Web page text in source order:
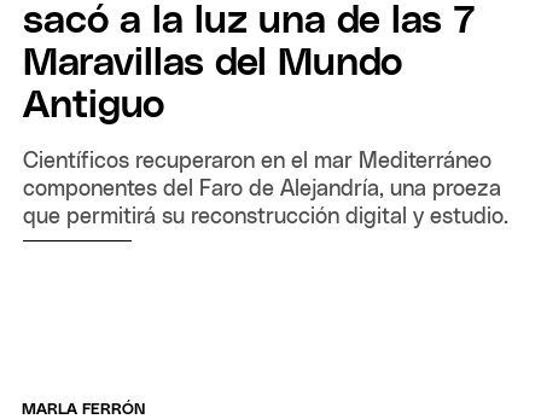
sacó a la luz una de las 7
Maravillas del Mundo
Antiguo
Científicos recuperaron en el mar Mediterráneo
componentes del Faro de Alejandría, una proeza
que permitirá su reconstrucción digital y estudio.
MARLA FERRÓN